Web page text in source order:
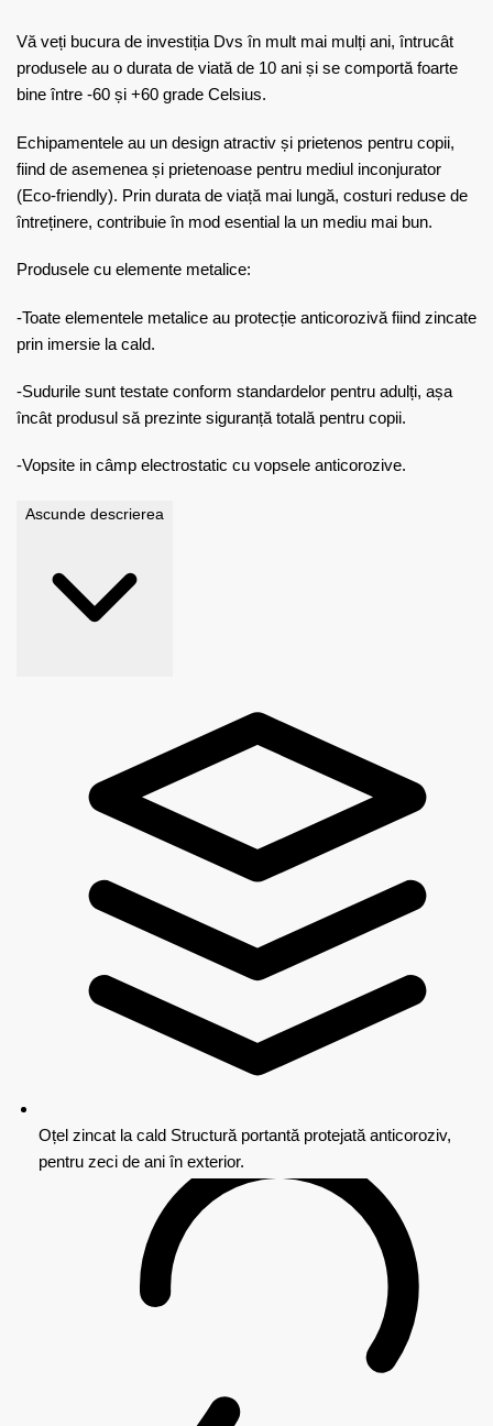
Vă veți bucura de investiția Dvs în mult mai mulți ani, întrucât
produsele au o durata de viată de 10 ani și se comportă foarte
bine între -60 și +60 grade Celsius.
Echipamentele au un design atractiv și prietenos pentru copii,
fiind de asemenea și prietenoase pentru mediul inconjurator
(Eco-friendly). Prin durata de viață mai lungă, costuri reduse de
întreținere, contribuie în mod esential la un mediu mai bun.
Produsele cu elemente metalice:
-Toate elementele metalice au protecție anticorozivă fiind zincate
prin imersie la cald.
-Sudurile sunt testate conform standardelor pentru adulți, așa
încât produsul să prezinte siguranță totală pentru copii.
-Vopsite in câmp electrostatic cu vopsele anticorozive.
Ascunde descrierea
Oțel zincat la cald Structură portantă protejată anticoroziv,
pentru zeci de ani în exterior.